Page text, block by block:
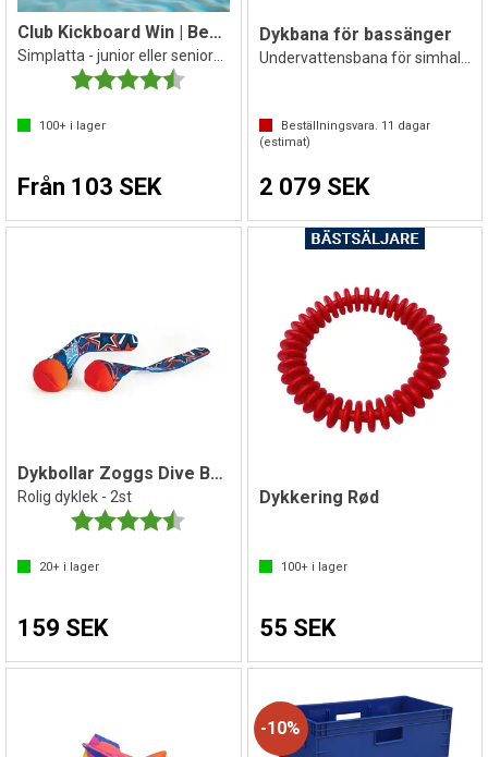
Club Kickboard Win | Bensparksplatta
Betyg:
4.5 utav 5 stjärnor
100+ i lager
Från 103 SEK
Dykbana för bassänger
Beställningsvara. 11 dagar
(estimat)
2 079 SEK
Dykbollar Zoggs Dive Balls
Rolig dyklek - 2st
Betyg:
4.6 utav 5 stjärnor
20+ i lager
159 SEK
Dykkering Rød
100+i lager
55 SEK
10%